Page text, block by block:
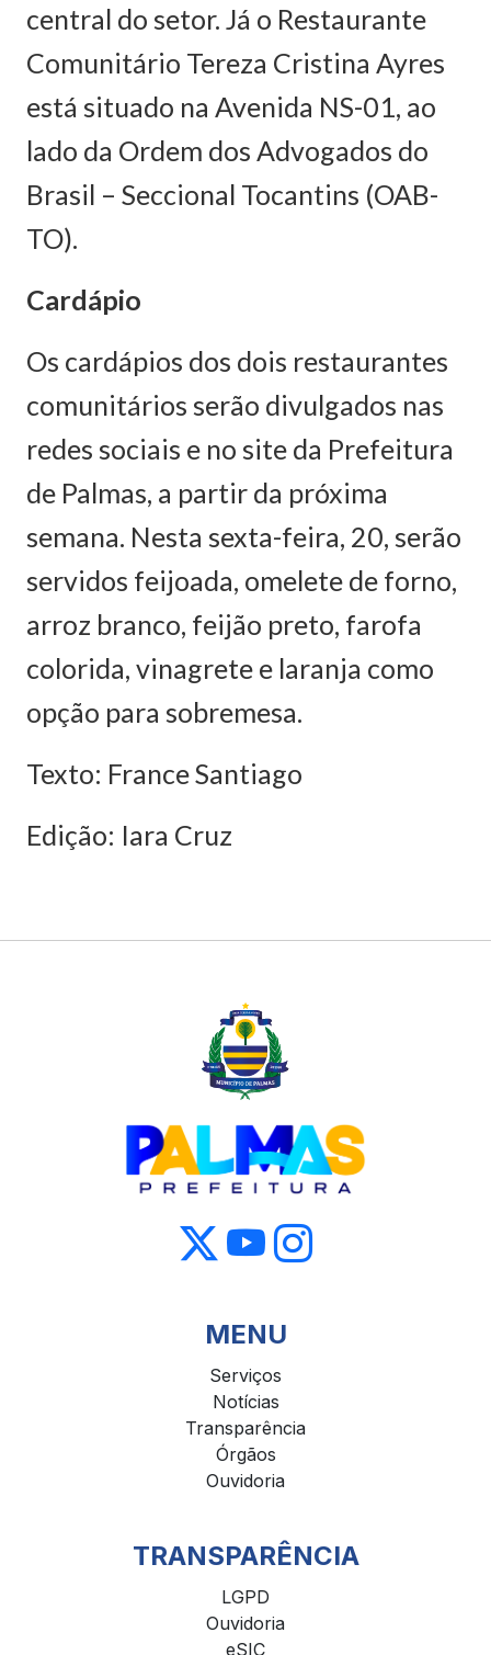
central do setor. Já o Restaurante
Comunitário Tereza Cristina Ayres
está situado na Avenida NS-01, ao
lado da Ordem dos Advogados do
Brasil – Seccional Tocantins (OAB-
TO).
Cardápio
Os cardápios dos dois restaurantes
comunitários serão divulgados nas
redes sociais e no site da Prefeitura
de Palmas, a partir da próxima
semana. Nesta sexta-feira, 20, serão
servidos feijoada, omelete de forno,
arroz branco, feijão preto, farofa
colorida, vinagrete e laranja como
opção para sobremesa.
Texto: France Santiago
Edição: Iara Cruz
MENU
Serviços
Notícias
Transparência
Órgãos
Ouvidoria
TRANSPARÊNCIA
LGPD
Ouvidoria
eSIC